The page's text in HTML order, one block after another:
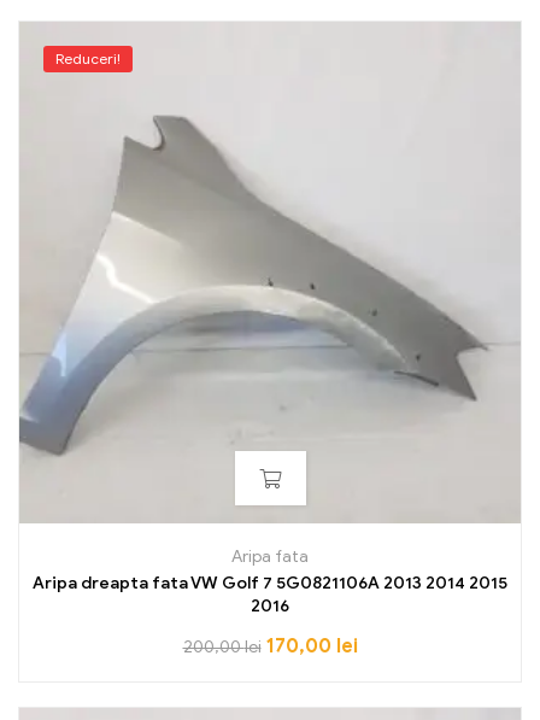
Reduceri!
Aripa fata
Aripa dreapta fata VW Golf 7 5G0821106A 2013 2014 2015
2016
200,00lei 170,00 lei